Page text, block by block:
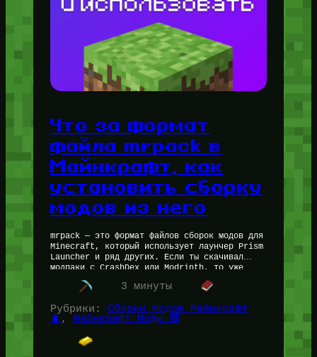
Что за формат
файла mrpack в
Майнкрафт, как
установить сборку
модов из него
mrpack — это формат файлов сборок модов для
Minecraft, который использует лаунчер Prism
Launcher и ряд других. Если ты скачивал
модпаки с CrashDex или Modrinth, то уже
сталкивался с этим…
3 минуты
Рубрики: Сборки Модов Майнкрафт
🧳 , Майнкрафт Моды 🟩